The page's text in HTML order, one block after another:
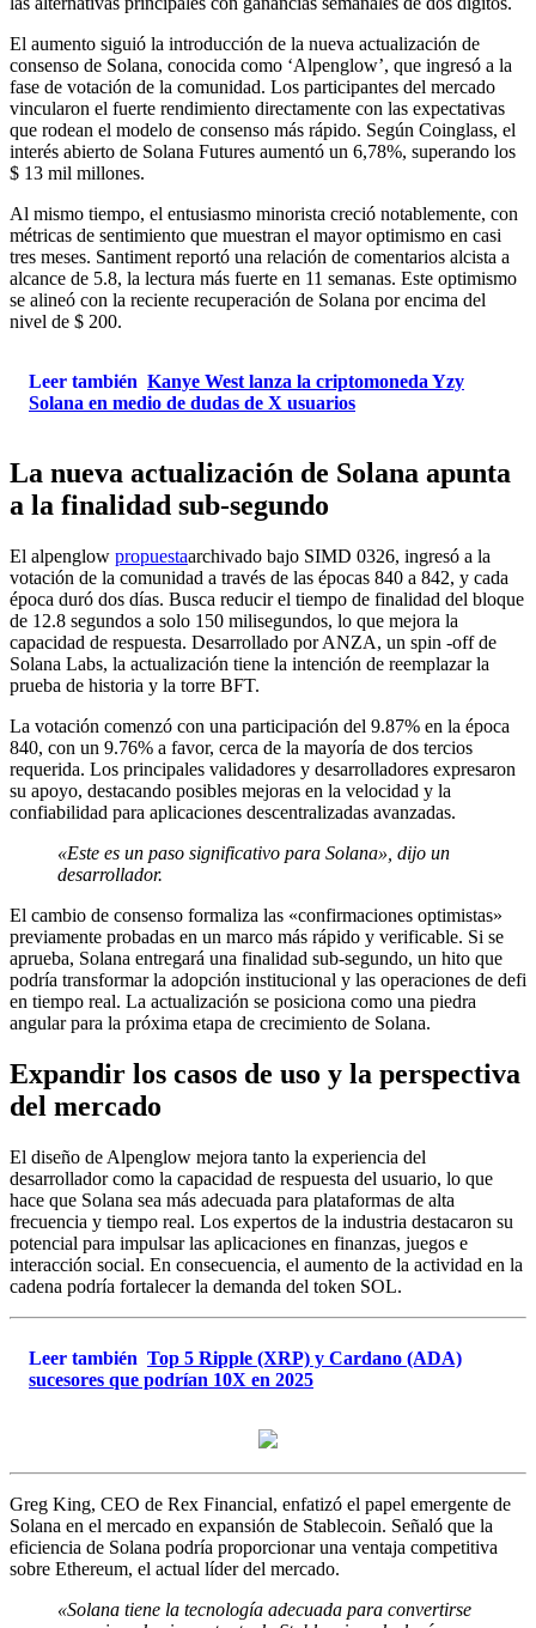
El aumento siguió la introducción de la nueva actualización de
consenso de Solana, conocida como ‘Alpenglow’, que ingresó a la
fase de votación de la comunidad. Los participantes del mercado
vincularon el fuerte rendimiento directamente con las expectativas
que rodean el modelo de consenso más rápido. Según Coinglass, el
interés abierto de Solana Futures aumentó un 6,78%, superando los
$ 13 mil millones.
Al mismo tiempo, el entusiasmo minorista creció notablemente, con
métricas de sentimiento que muestran el mayor optimismo en casi
tres meses. Santiment reportó una relación de comentarios alcista a
alcance de 5.8, la lectura más fuerte en 11 semanas. Este optimismo
se alineó con la reciente recuperación de Solana por encima del
nivel de $ 200.
Leer también Kanye West lanza la criptomoneda Yzy
Solana en medio de dudas de X usuarios
La nueva actualización de Solana apunta
a la finalidad sub-segundo
El alpenglow propuestaarchivado bajo SIMD 0326, ingresó a la
votación de la comunidad a través de las épocas 840 a 842, y cada
época duró dos días. Busca reducir el tiempo de finalidad del bloque
de 12.8 segundos a solo 150 milisegundos, lo que mejora la
capacidad de respuesta. Desarrollado por ANZA, un spin -off de
Solana Labs, la actualización tiene la intención de reemplazar la
prueba de historia y la torre BFT.
La votación comenzó con una participación del 9.87% en la época
840, con un 9.76% a favor, cerca de la mayoría de dos tercios
requerida. Los principales validadores y desarrolladores expresaron
su apoyo, destacando posibles mejoras en la velocidad y la
confiabilidad para aplicaciones descentralizadas avanzadas.
«Este es un paso significativo para Solana», dijo un
desarrollador.
El cambio de consenso formaliza las «confirmaciones optimistas»
previamente probadas en un marco más rápido y verificable. Si se
aprueba, Solana entregará una finalidad sub-segundo, un hito que
podría transformar la adopción institucional y las operaciones de defi
en tiempo real. La actualización se posiciona como una piedra
angular para la próxima etapa de crecimiento de Solana.
Expandir los casos de uso y la perspectiva
del mercado
El diseño de Alpenglow mejora tanto la experiencia del
desarrollador como la capacidad de respuesta del usuario, lo que
hace que Solana sea más adecuada para plataformas de alta
frecuencia y tiempo real. Los expertos de la industria destacaron su
potencial para impulsar las aplicaciones en finanzas, juegos e
interacción social. En consecuencia, el aumento de la actividad en la
cadena podría fortalecer la demanda del token SOL.
Leer también Top 5 Ripple (XRP) y Cardano (ADA)
sucesores que podrían 10X en 2025
Greg King, CEO de Rex Financial, enfatizó el papel emergente de
Solana en el mercado en expansión de Stablecoin. Señaló que la
eficiencia de Solana podría proporcionar una ventaja competitiva
sobre Ethereum, el actual líder del mercado.
«Solana tiene la tecnología adecuada para convertirse